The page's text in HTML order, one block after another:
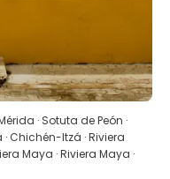
· Sotuta de Peón ·
· Chichén-Itzá · Riviera
Maya · Riviera Maya ·